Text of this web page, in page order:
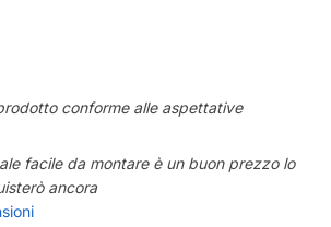
conforme alle aspettative
facile da montare è un buon prezzo lo
ancora